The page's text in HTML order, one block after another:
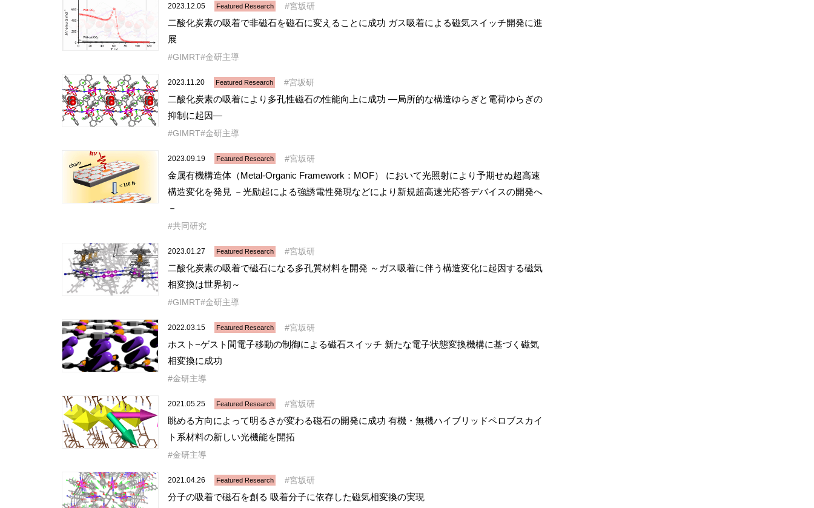
2023.12.05 Featured Research 宮坂研
二酸化炭素の吸着で非磁石を磁石に変えることに成功 ガス吸着による磁気スイッチ開発に進
展
GIMRT 金研主導
2023.11.20 Featured Research 宮坂研
二酸化炭素の吸着により多孔性磁石の性能向上に成功 ―局所的な構造ゆらぎと電荷ゆらぎの
抑制に起因―
GIMRT 金研主導
2023.09.19 Featured Research 宮坂研
金属有機構造体（Metal-Organic Framework：MOF） において光照射により予期せぬ超高速
構造変化を発見 －光励起による強誘電性発現などにより新規超高速光応答デバイスの開発へ
－
共同研究
2023.01.27 Featured Research 宮坂研
二酸化炭素の吸着で磁石になる多孔質材料を開発 ～ガス吸着に伴う構造変化に起因する磁気
相変換は世界初～
GIMRT 金研主導
2022.03.15 Featured Research 宮坂研
ホスト−ゲスト間電子移動の制御による磁石スイッチ 新たな電子状態変換機構に基づく磁気
相変換に成功
金研主導
2021.05.25 Featured Research 宮坂研
眺める方向によって明るさが変わる磁石の開発に成功 有機・無機ハイブリッドペロブスカイ
ト系材料の新しい光機能を開拓
金研主導
2021.04.26 Featured Research 宮坂研
分子の吸着で磁石を創る 吸着分子に依存した磁気相変換の実現